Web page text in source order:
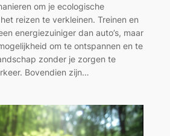
om je ecologische
reizen te verkleinen. Treinen en
energiezuiniger dan auto’s, maar
om te ontspannen en te
zonder je zorgen te
Bovendien zijn…